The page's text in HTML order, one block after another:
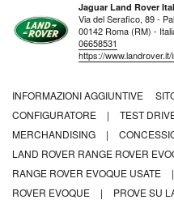
Jaguar Land Rover
Via del Serafico, 89 -
00142 Roma (RM) -
06658531
https://
INFORMAZIONI AGGIUNTIVE
CONFIGURATORE
| TEST
MERCHANDISING
|
LAND ROVER RANGE ROVER
RANGE ROVER EVOQUE USATE
|
ROVER EVOQUE
|
PROVE SU